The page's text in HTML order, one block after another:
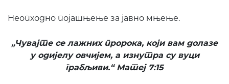
Неопходно појашњење за јавно мњење.
„Чувајте се лажних пророка, који вам долазе
у одијелу овчијем, а изнутра су вуци
грабљиви.“ Матеј 7:15